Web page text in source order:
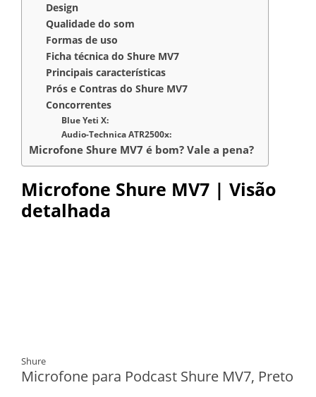
Design
Qualidade do som
Formas de uso
Ficha técnica do Shure MV7
Principais características
Prós e Contras do Shure MV7
Concorrentes
Blue Yeti X:
Audio-Technica ATR2500x:
Microfone Shure MV7 é bom? Vale a pena?
Microfone Shure MV7 | Visão
detalhada
Shure
Microfone para Podcast Shure MV7, Preto